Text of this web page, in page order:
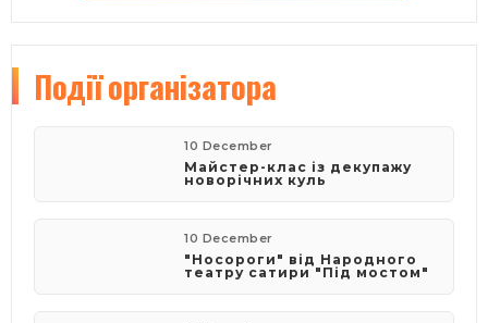
Подіїорганізатора
10 December
Майстер-клас із декупажу
новорічних куль
10 December
"Носороги" від Народного
театру сатири "Під мостом"